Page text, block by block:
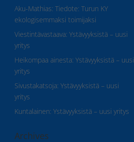
Aku-Mathias: Tiedote: Turun KY
ekologisemmaksi toimijaksi
Viestintävastaava: Ystävyyksistä – uusi
yritys
Heikompaa ainesta: Ystävyyksistä – uusi
yritys
Sivustakatsoja: Ystävyyksistä – uusi
yritys
Kuntalainen: Ystävyyksistä – uusi yritys
Archives